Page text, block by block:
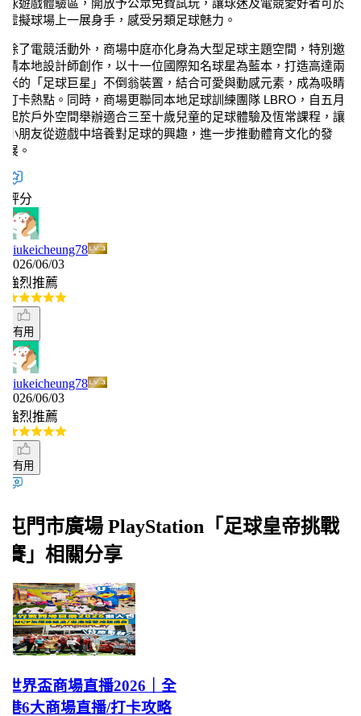
擬球場上一展身手，感受另類足球魅力。
了電競活動外，商場中庭亦化身為大型足球主題空間，特別邀
本地設計師創作，以十一位國際知名球星為藍本，打造高達兩
的「足球巨星」不倒翁裝置，結合可愛與動感元素，成為吸睛
卡熱點。同時，商場更聯同本地足球訓練團隊 LBRO，自五月
於戶外空間舉辦適合三至十歲兒童的足球體驗及恆常課程，讓
朋友從遊戲中培養對足球的興趣，進一步推動體育文化的發
。
分
06/03
烈推薦
有用
06/03
烈推薦
有用
門市廣場 PlayStation「足球皇帝挑戰
」相關分享
界盃商場直播2026｜全
6大商場直播/打卡攻略